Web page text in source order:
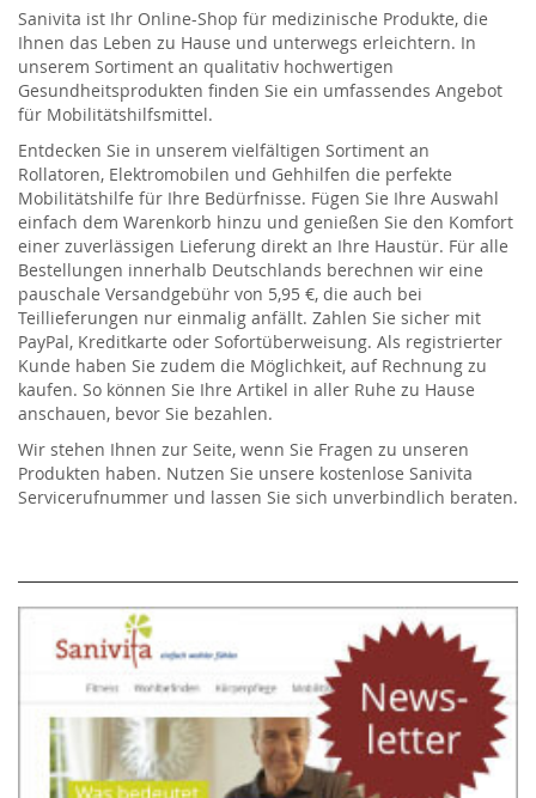
Sanivita ist Ihr Online-Shop für medizinische Produkte, die
Ihnen das Leben zu Hause und unterwegs erleichtern. In
unserem Sortiment an qualitativ hochwertigen
Gesundheitsprodukten finden Sie ein umfassendes Angebot
für Mobilitätshilfsmittel.
Entdecken Sie in unserem vielfältigen Sortiment an
Rollatoren, Elektromobilen und Gehhilfen die perfekte
Mobilitätshilfe für Ihre Bedürfnisse. Fügen Sie Ihre Auswahl
einfach dem Warenkorb hinzu und genießen Sie den Komfort
einer zuverlässigen Lieferung direkt an Ihre Haustür. Für alle
Bestellungen innerhalb Deutschlands berechnen wir eine
pauschale Versandgebühr von 5,95 €, die auch bei
Teillieferungen nur einmalig anfällt. Zahlen Sie sicher mit
PayPal, Kreditkarte oder Sofortüberweisung. Als registrierter
Kunde haben Sie zudem die Möglichkeit, auf Rechnung zu
kaufen. So können Sie Ihre Artikel in aller Ruhe zu Hause
anschauen, bevor Sie bezahlen.
Wir stehen Ihnen zur Seite, wenn Sie Fragen zu unseren
Produkten haben. Nutzen Sie unsere kostenlose Sanivita
Servicerufnummer und lassen Sie sich unverbindlich beraten.